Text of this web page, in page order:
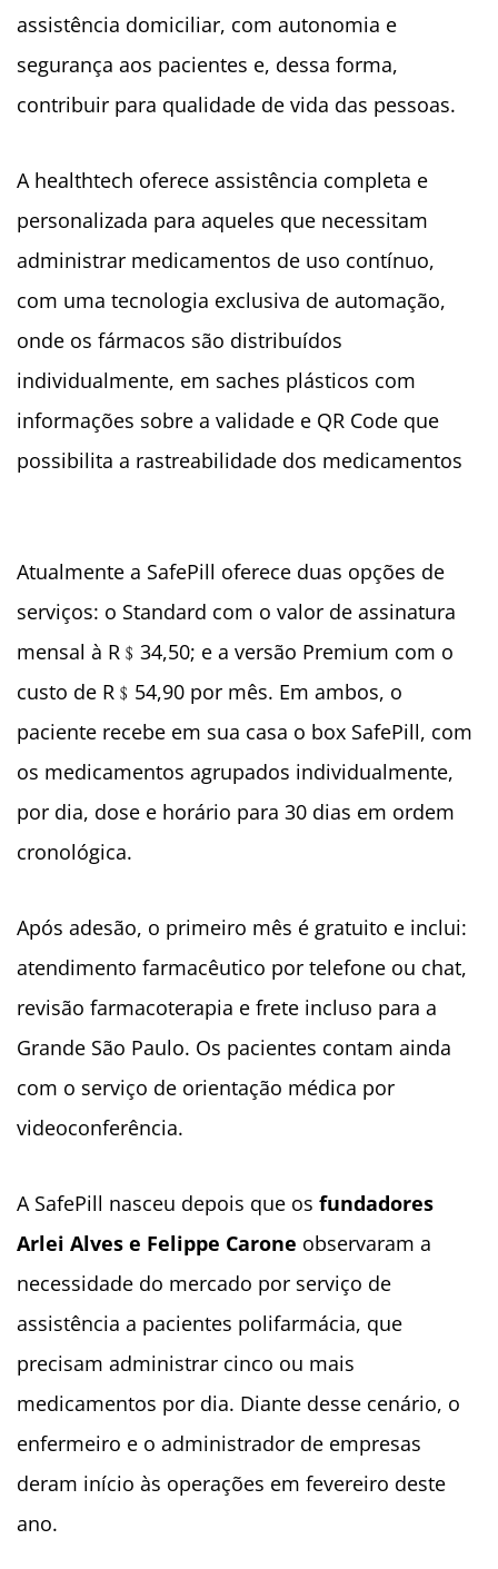
assistência domiciliar, com autonomia e
segurança aos pacientes e, dessa forma,
contribuir para qualidade de vida das pessoas.
A healthtech oferece assistência completa e
personalizada para aqueles que necessitam
administrar medicamentos de uso contínuo,
com uma tecnologia exclusiva de automação,
onde os fármacos são distribuídos
individualmente, em saches plásticos com
informações sobre a validade e QR Code que
possibilita a rastreabilidade dos medicamentos
Atualmente a SafePill oferece duas opções de
serviços: o Standard com o valor de assinatura
mensal à R ﹩ 34,50; e a versão Premium com o
custo de R ﹩ 54,90 por mês. Em ambos, o
paciente recebe em sua casa o box SafePill, com
os medicamentos agrupados individualmente,
por dia, dose e horário para 30 dias em ordem
cronológica.
Após adesão, o primeiro mês é gratuito e inclui:
atendimento farmacêutico por telefone ou chat,
revisão farmacoterapia e frete incluso para a
Grande São Paulo. Os pacientes contam ainda
com o serviço de orientação médica por
videoconferência.
A SafePill nasceu depois que os fundadores
Arlei Alves e Felippe Carone observaram a
necessidade do mercado por serviço de
assistência a pacientes polifarmácia, que
precisam administrar cinco ou mais
medicamentos por dia. Diante desse cenário, o
enfermeiro e o administrador de empresas
deram início às operações em fevereiro deste
ano.